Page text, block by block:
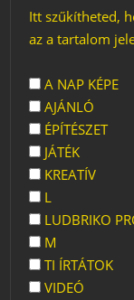
Itt szűkítheted,
az a tartalom
A NAP KÉPE
AJÁNLÓ
ÉPÍTÉSZET
JÁTÉK
KREATÍV
L
LUDBRIKO
M
TI ÍRTÁTOK
VIDEÓ